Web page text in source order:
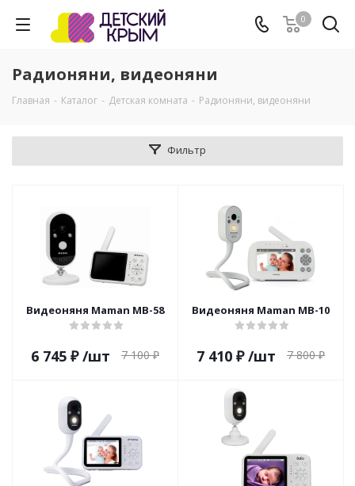
0
Радионяни, видеоняни
Главная - Каталог - Детская комната - Радионяни, видеоняни
Фильтр
Видеоняня Maman MB-58
6 745 ₽ /шт 7 100₽
Видеоняня Maman MB-10
7 410 ₽ /шт 7 800₽